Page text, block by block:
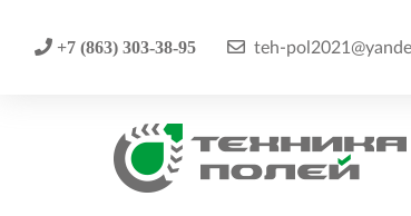
+7 (863) 303-38-95 teh-